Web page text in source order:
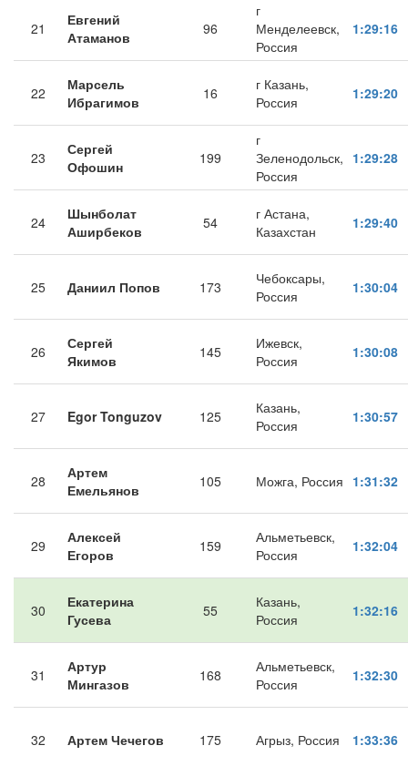
21
Евгений
Атаманов
96
г
Менделеевск,
Россия
1:29:16
22
Марсель
Ибрагимов
16
г Казань,
Россия
1:29:20
23
Сергей
Офошин
199
г
Зеленодольск,
Россия
1:29:28
24
Шынболат
Аширбеков
54
г Астана,
Казахстан
1:29:40
25 Даниил Попов 173
Чебоксары,
Россия
1:30:04
26
Сергей
Якимов
145
Ижевск,
Россия
1:30:08
27 Egor Tonguzov 125
Казань,
Россия
1:30:57
28
Артем
Емельянов
105 Можга, Россия 1:31:32
29
Алексей
Егоров
159
Альметьевск,
Россия
1:32:04
30
Екатерина
Гусева
55
Казань,
Россия
1:32:16
31
Артур
Мингазов
168
Альметьевск,
Россия
1:32:30
32 Артем Чечегов 175 Агрыз, Россия 1:33:36